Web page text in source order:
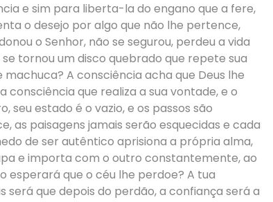
e sim para liberta-la do engano que a fere,
o desejo por algo que não lhe pertence,
o Senhor, não se segurou, perdeu a vida
tornou um disco quebrado que repete sua
A consciência acha que Deus lhe
consciência que realiza a sua vontade, e o
seu estado é o vazio, e os passos são
as paisagens jamais serão esquecidas e cada
de ser autêntico aprisiona a própria alma,
e importa com o outro constantemente, ao
esperará que o céu lhe perdoe? A tua
que depois do perdão, a confiança será a